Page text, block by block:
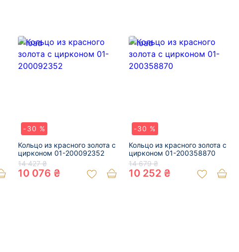
-30 %
Кольцо из красного золота с
цирконом 01-200092352
14 427 ₴
10 076 ₴
-30 %
Кольцо из красного золота с
цирконом 01-200358870
14 679 ₴
10 252 ₴